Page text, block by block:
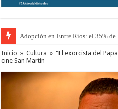
Adopción en Entre Ríos: el 35%
Inicio » Cultura » "El exorcista del
cine San Martín